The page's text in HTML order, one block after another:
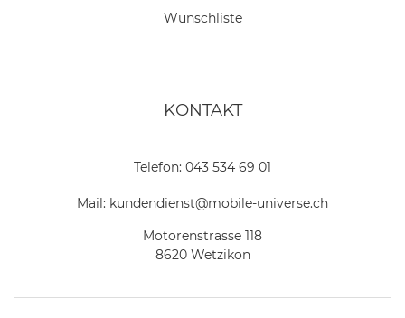
Wunschliste
KONTAKT
Telefon: 043 534 69 01
Mail: kundendienst@mobile-universe.ch
Motorenstrasse 118
8620 Wetzikon